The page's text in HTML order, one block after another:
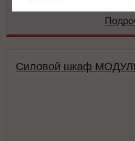
Силовой шкаф